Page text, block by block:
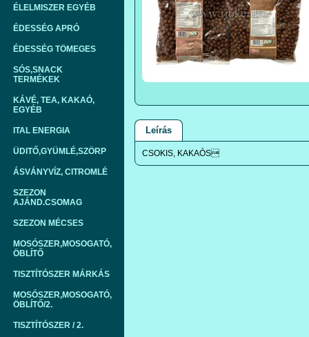
ÉLELMISZER EGYÉB
ÉDESSÉG APRÓ
ÉDESSÉG TÖMEGES
SÓS,SNACK
TERMÉKEK
KÁVÉ, TEA, KAKAÓ,
EGYÉB
ITAL ENERGIA
ÜDITŐ,GYÜMLÉ,SZÖRP
ÁSVÁNYVÍZ, CITROMLÉ
SZEZON
AJÁND.CSOMAG
SZEZON MÉCSES
MOSÓSZER,MOSOGATÓ,
ÖBLÍTŐ
TISZTÍTÓSZER MÁRKÁS
MOSÓSZER,MOSOGATÓ,
ÖBLÍTŐ/2.
TISZTÍTÓSZER / 2.
Leírás
CSOKIS, KAKAÓS